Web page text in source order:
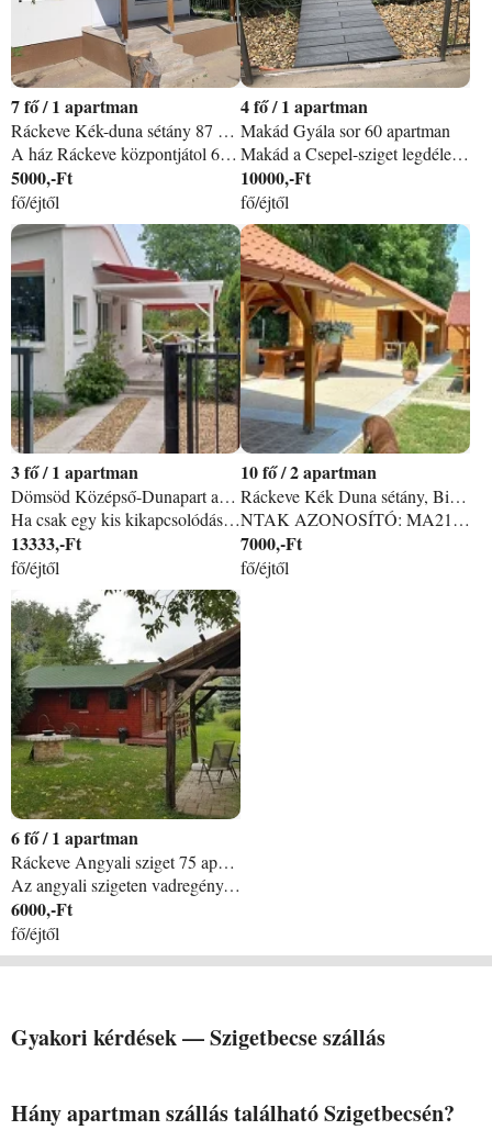
7 /1 apartman
Ráckeve Kék-duna sétány 87 apartman
A ház Ráckeve központjátol 6km távolságra található a Duna ezen szakasza kiválóan alkalmas horgászatra fürdőzésre. Családoknak baráti társaságoknak kiválóan alkalmas a szabadidő eltöltésére. A ház közelében kis bolt és söröző működik. Ráckeve szép kisváros ahol minden szerdán szombaton a híres csónakos piac csalogatja a vendégeket és itt található az Aquland gyógy és élményfürdő.
5000,-Ft
fő/éjtől
4 /1 apartman
Makád Gyála sor 60 apartman
Makád a Csepel-sziget legdélebbi települése a Nagy és a Kis-Duna találkozásánál fekszik. Ideális pihenni vágyóknak, túrázóknak, horgászoknak, vízi sportok kedvelőinek. Akár pihenéssel, akár aktív kikapcsolódással szeretik tölteni nyaralásukat jó választás lehet. Közelben található Ráckeve – „a Kis-Duna fővárosa” – ahol több nevezetes hely is található: a híres Duna-parti kézműves piac hetente kétszer, éttermek, műemlék belváros sétálóutcával, élményfürdő, strand, Savoyai-kastély, Árpád-híd, rendszeres kulturális programok…. stb. Közvetlenül a Kis-Duna parton található egy 600nmes telken. A telek körbe kerített, kizárólag a vendégek használják. A ház kb. 50 nm, mely tartalmaz két egymásból nyíló hálószobát. Az egyikben franciaágy a másikban két szimpla ágy található. A házban megtalálható még egy nappali-konyha egyben és egy fürdőszoba. A konyha teljesen felszerelt (mikró, hűtő, mosogatógép, főzőlap, sütő, kávéfőző…stb ) továbbá minden konyhában használatos eszközökkel, edényekkel. A nappaliban kihúzható kanapé, nagy képernyős TV műholdas csatornákkal és ingyenes internet is a vendégek kényelmét szolgálja. A fürdőben épített zuhanykabin, WC és mosdó van. Az ingatlan hűtéséről és fűtéséről légkondicionáló berendezés gondoskodik. A ház víz felöli részén található még egy kb. 25nmes fedett szaletli kényelmes kerti bútorokkal. Az ingatlanhoz külön stég tartozik, melyet szintén csak a vendégeink használhatnak. Az udvaron akár több gépkocsi is elhelyezhető a zárt, kamerával megfigyelt parkolóban. Sütögetési lehetőség az udvaron a szaletli mellett rendelkezésre áll.
10000,-Ft
fő/éjtől
3 /1 apartman
Dömsöd Középső-Dunapart apartman
Ha csak egy kis kikapcsolódásra vágysz, megszökni a város zajától a pároddal. Pihenni a Ráckevei Duna partján az árnyas fák ölelésében, a TibiFish Naplemente Vendégházat nektek találtuk ki. Várunk benneteket 2 személyes vendégházunkban, melyet kifejezetten pároknak alakítottunk ki, így minden csak a ti kényelmeteket szolgálja. Igényesen kialakított, teljesen felszerelt apartmanunk privát teret biztosít néhány nyugodt nap eltöltéséhez akár a jakuzzi nyugtató habjai között. Természetesen a gyönyörű környezet mellett várjuk a horgászat szerelmeseit is a nagy halairól méltán híres dömsödo Duna partra. Apartmanunkhoz saját stég és csónak használat tartozik. A Dömsödi strand mindössze 200 m található, sétatávolságban elérhetők éttermek, piac, boltok.
13333,-Ft
fő/éjtől
10 /2 apartman
Ráckeve Kék Duna sétány, Birsalma köz apartman
NTAK AZONOSÍTÓ: MA21002361, Szeretettel várjuk kedves vendégeinket 2 darab 5 személyes, új építésű, modern stílusú vendégházunkba melyek teljesen felszereltek, mindegyike külön hálószobával fürdőszobával rendelkezik, található bennük továbbá teakonyha, illetve minden házhoz saját stéget biztosítunk, csónak használattal. A házak csendes környezetben erdő mellett találhatóak, bográcsoló hellyel, szabadtéri konyhával, az udvaron plusz fő esetén sátorozási lehetőséggel, nagyobb társaságok számára is ideális lehet. Előzetes megbeszélés alapján kisállatot is tudunk fogadni, a terület teljesen körbekerített. A hideg hónapokban a házak fűtéséről korszerű elektromos radiátorok gondoskodnak. Lehetőség van motorcsónak, kenu bérlésére is. A házak20-30 méterre találhatóak a vízparttól. A stégeket a horgászok gyönyörű erdős környezetben is meg tudják megközelíteni. Várunk mindenkit, aki horgászni, kikapcsolódni, pihenni szeretne. A terület mellett akár 6 autó befogadására alkalmas parkoló is van.
7000,-Ft
fő/éjtől
6 /1 apartman
Ráckeve Angyali sziget 75 apartman
Az angyali szigeten vadregényes környezetbe Található RSD gyönyszeme horgászház. 2-4-ill 6 fő részére + sátrazás teljes összkomfortba Új Faház kiadó. MINIMUM 3 nap! +! Igényes nyaralóknak. Az árba benne van Horgászladik farmotorral. Saját nagy stég. etetett horgász állás. A ház ára 6000 ft/ nap/ fő de min 35 ezer 2 fő estén 30 ezer/ nap Napokra vonatkozik nem éjszakára. A ház a víztől 10m. parkoló a túloldalt. érkezés este távozás DU! CSÓNAK HASZ INGYENES! Juli 20- ag 31 ig egy hét minimum!!!!!!!!
6000,-Ft
fő/éjtől
Gyakori kérdések —Szigetbecseszállás
Hány apartman szállás található Szigetbecsén?